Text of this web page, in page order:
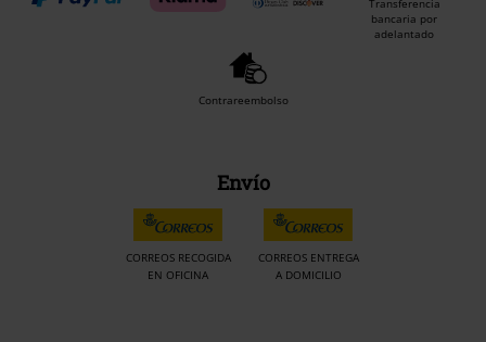
bancaria por
adelantado
Contrareembolso
Envío
CORREOS RECOGIDA
EN OFICINA
CORREOS ENTREGA
A DOMICILIO